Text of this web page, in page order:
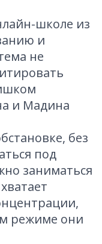
школе из
и
не
и Мадина
без
под
заниматься
режиме они